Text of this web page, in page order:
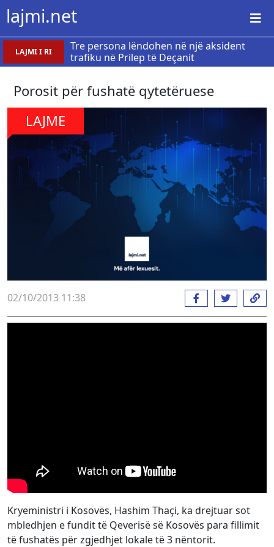
lajmi.net
LAJMI I RI
Tre persona lëndohen në një aksident
trafiku në Prilep të Deçanit
Porosit për fushatë qytetëruese
LAJME
02/10/2013 11:38
Kryeministri i Kosovës, Hashim Thaçi, ka drejtuar sot
mbledhjen e fundit të Qeverisë së Kosovës para fillimit
të fushatës për zgjedhjet lokale të 3 nëntorit.